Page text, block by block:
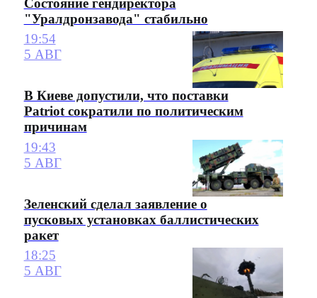
Состояние гендиректора
"Уралдронзавода" стабильно
19:54
5 АВГ
В Киеве допустили, что поставки
Patriot сократили по политическим
причинам
19:43
5 АВГ
Зеленский сделал заявление о
пусковых установках баллистических
ракет
18:25
5 АВГ